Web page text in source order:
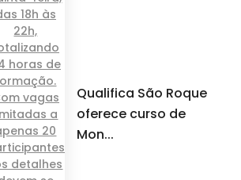
Qualifica São Roque
oferece curso de
Mon...